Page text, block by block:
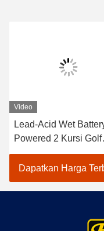
Video
Lead-Acid Wet
Powered 2 Kursi Golf
Carts / Electric
Golf
Dapatkan Harga